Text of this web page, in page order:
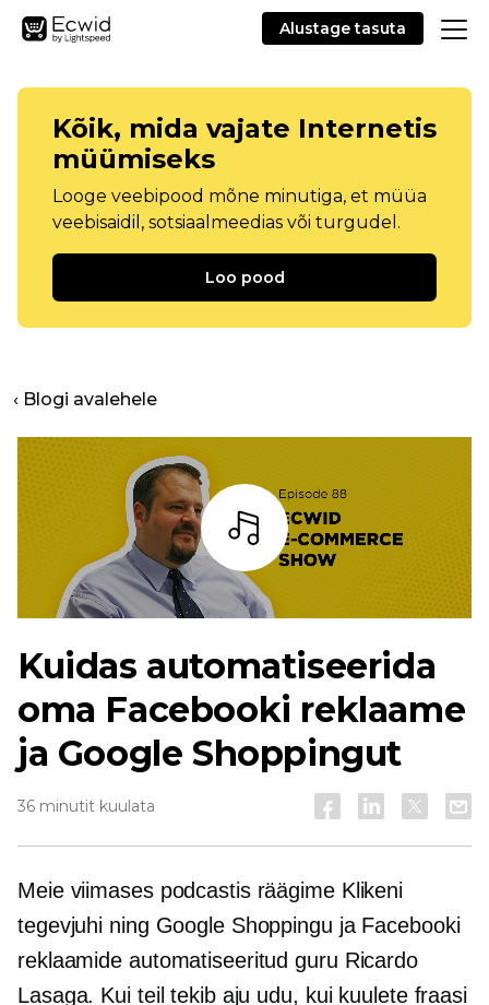
Alustage tasuta
Kõik, mida vajate Internetis
müümiseks
Looge veebipood mõne minutiga, et müüa
veebisaidil, sotsiaalmeedias või turgudel.
Loo pood
‹ Blogi avalehele
Kuulama
Kuidas automatiseerida
oma Facebooki reklaame
ja Google Shoppingut
36 minutit kuulata
Meie viimases podcastis räägime Klikeni
tegevjuhi ning Google Shoppingu ja Facebooki
reklaamide automatiseeritud guru Ricardo
Lasaga. Kui teil tekib aju udu, kui kuulete fraasi